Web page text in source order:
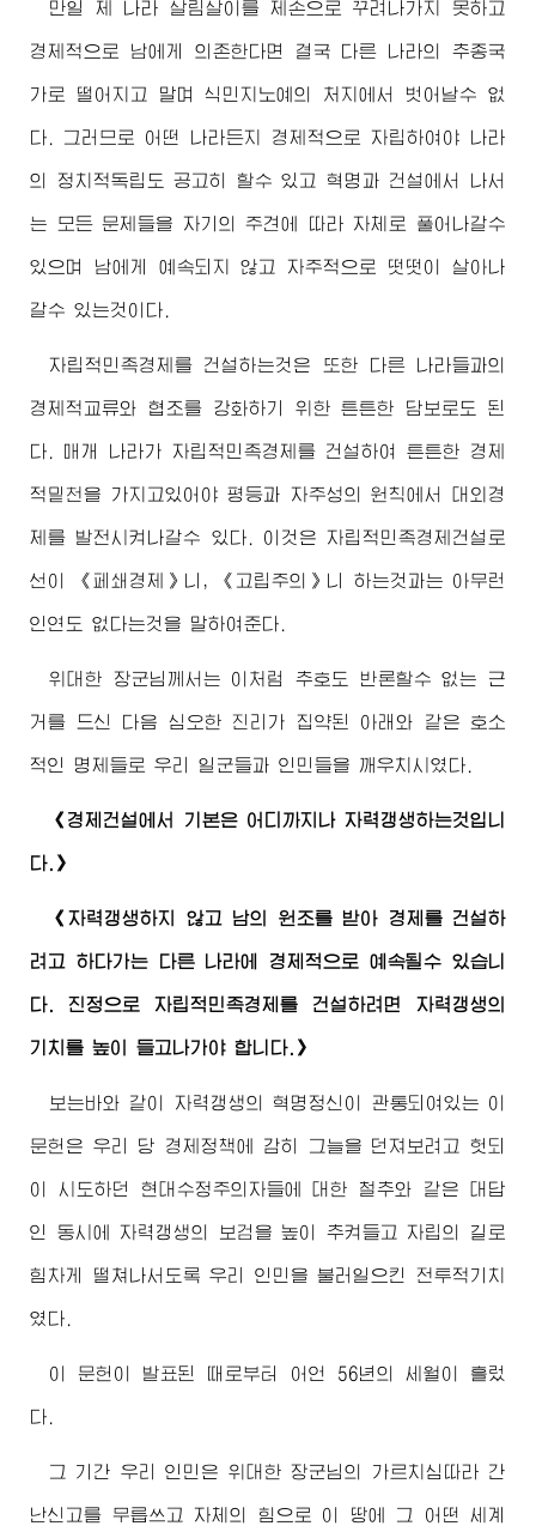
만일 제 나라 살림살이를 제손으로 꾸려나가지 못하고
경제적으로 남에게 의존한다면 결국 다른 나라의 추종국
가로 떨어지고 말며 식민지노예의 처지에서 벗어날수 없
다. 그러므로 어떤 나라든지 경제적으로 자립하여야 나라
의 정치적독립도 공고히 할수 있고 혁명과 건설에서 나서
는 모든 문제들을 자기의 주견에 따라 자체로 풀어나갈수
있으며 남에게 예속되지 않고 자주적으로 떳떳이 살아나
갈수 있는것이다.
자립적민족경제를 건설하는것은 또한 다른 나라들과의
경제적교류와 협조를 강화하기 위한 튼튼한 담보로도 된
다. 매개 나라가 자립적민족경제를 건설하여 튼튼한 경제
적밑천을 가지고있어야 평등과 자주성의 원칙에서 대외경
제를 발전시켜나갈수 있다. 이것은 자립적민족경제건설로
선이 《페쇄경제》니, 《고립주의》니 하는것과는 아무런
인연도 없다는것을 말하여준다.
위대한 장군님 께서는 이처럼 추호도 반론할수 없는 근
거를 드신 다음 심오한 진리가 집약된 아래와 같은 호소
적인 명제들로 우리 일군들과 인민들을 깨우치시였다.
《경제건설에서 기본은 어디까지나 자력갱생하는것입니
다.》
《자력갱생하지 않고 남의 원조를 받아 경제를 건설하
려고 하다가는 다른 나라에 경제적으로 예속될수 있습니
다. 진정으로 자립적민족경제를 건설하려면 자력갱생의
기치를 높이 들고나가야 합니다.》
보는바와 같이 자력갱생의 혁명정신이 관통되여있는 이
문헌은 우리 당 경제정책에 감히 그늘을 던져보려고 헛되
이 시도하던 현대수정주의자들에 대한 철추와 같은 대답
인 동시에 자력갱생의 보검을 높이 추켜들고 자립의 길로
힘차게 떨쳐나서도록 우리 인민을 불러일으킨 전투적기치
였다.
이 문헌이 발표된 때로부터 어언 56년의 세월이 흘렀
다.
그 기간 우리 인민은 위대한 장군님의 가르치심따라 간
난신고를 무릅쓰고 자체의 힘으로 이 땅에 그 어떤 세계